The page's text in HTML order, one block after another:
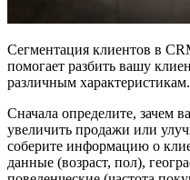
Сегментация клиентов в
помогает разбить вашу
различным характеристикам.
Сначала определите, зачем
увеличить продажи или
соберите информацию о
данные (возраст, пол),